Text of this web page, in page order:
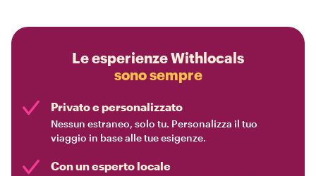
Le esperienze Withlocals
sono sempre
Privato e personalizzato
Nessun estraneo, solo tu. Personalizza il tuo
viaggio in base alle tue esigenze.
Con un esperto locale